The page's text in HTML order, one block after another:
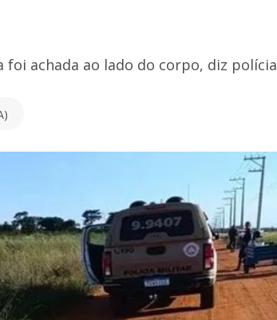
achada ao lado do corpo, diz polícia